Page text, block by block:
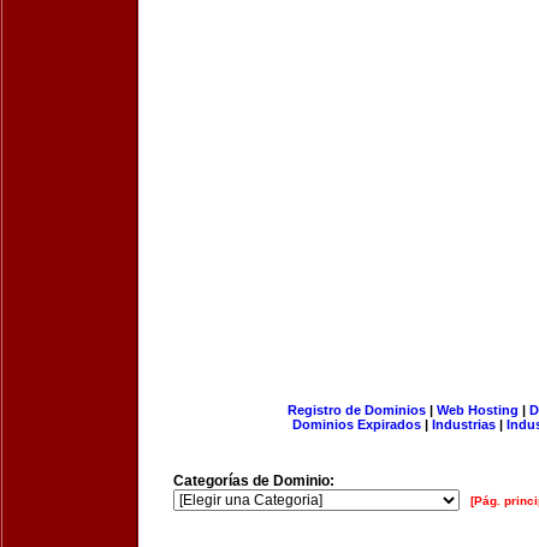
Registro de Dominios| Web Hosting |
Dominios Expirados | Industrias |
Categorías de Dominio:
[Pág.